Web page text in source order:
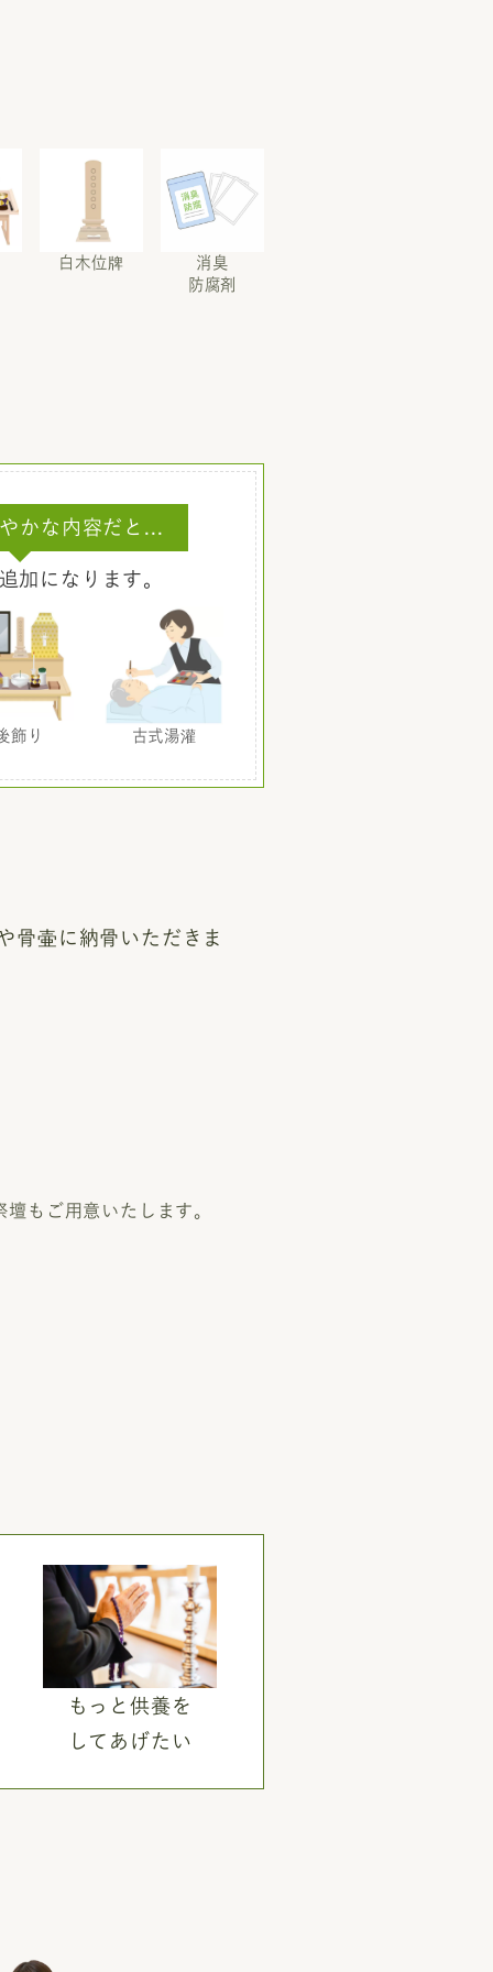
白木位牌
消臭
防腐剤
かな内容だと...
加になります。
飾り 古式湯灌
骨壷に納骨いただきま
もご用意いたします。
もっと供養を
してあげたい